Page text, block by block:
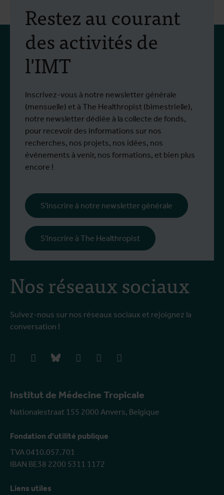
Institut de Médecine Tropicale
Nationalestraat 155 2000 Anvers, Belgique
Fondation d'utilité publique
TVA 0410.057.701
IBAN BE38 2200 5311 1172
Liens utiles
Nos réseaux sociaux
Suivez-nous sur nos réseaux sociaux et rejoignez la
conversation !
facebookinstagrambluesky linkedIn youtube
Restez au courant
des activités de
l'IMT
Inscrivez-vous à notre newsletter générale
(mensuelle) et à The Healthropist (bimestrielle),
notre newsletter dédiée à la collecte de fonds,
pour recevoir des informations sur nos
recherches, nos projets, nos idées, nos
événements à venir, nos formations, et bien plus
encore !
S'inscrire à notre newsletter générale
S'inscrire à The Healthropist